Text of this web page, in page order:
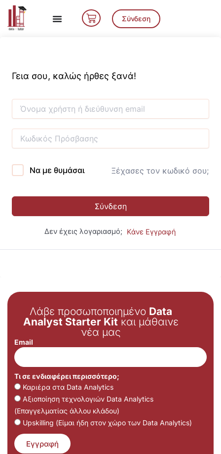
Μετάβαση
περιεχόμενο
Cart Σύνδεση
Γεια σου, καλώς ήρθες ξανά!
Να με θυμάσαι Ξέχασες τον κωδικό σου;
Σύνδεση
Δεν έχεις λογαριασμό; Κάνε Εγγραφή
Λάβε προσωποποιημένο Data
Analyst Starter Kit και μάθαινε
νέα μας
Email
Τι σε ενδιαφέρει περισσότερο;
Καριέρα στα Data Analytics
Αξιοποίηση τεχνολογιών Data Analytics
(Επαγγελματίας άλλου κλάδου)
Upskilling (Είμαι ήδη στον χώρο των Data Analytics)
Εγγραφή